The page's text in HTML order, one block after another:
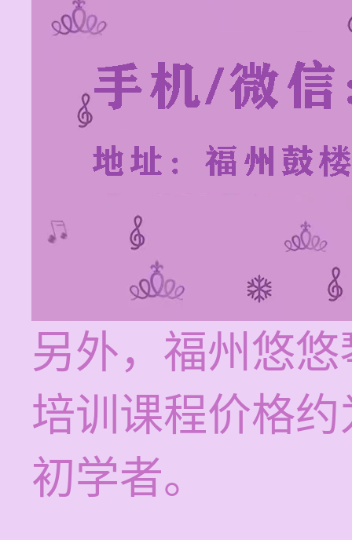
另外，福州悠
培训课程价格
初学者。